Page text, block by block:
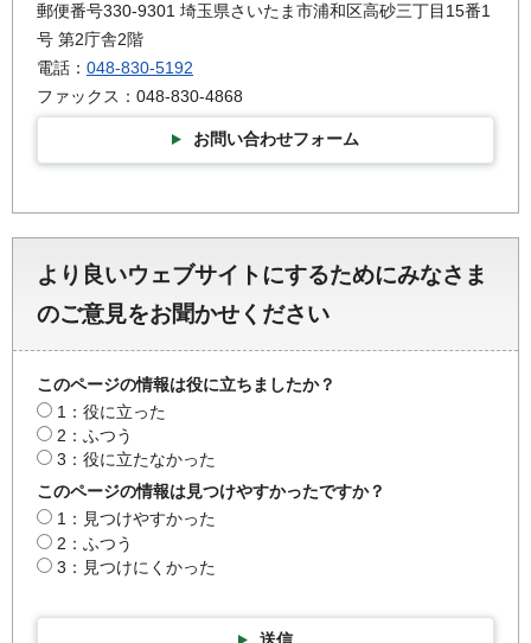
郵便番号330-9301 埼玉県さいたま市浦和区高砂三丁目15番1
号 第2庁舎2階
電話： 048-830-5192
ファックス：048-830-4868
お問い合わせフォーム
より良いウェブサイトにするためにみなさま
のご意見をお聞かせください
このページの情報は役に立ちましたか？
1：役に立った
2：ふつう
3：役に立たなかった
このページの情報は見つけやすかったですか？
1：見つけやすかった
2：ふつう
3：見つけにくかった